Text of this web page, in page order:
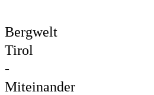
Bergwelt
Tirol
-
Miteinander